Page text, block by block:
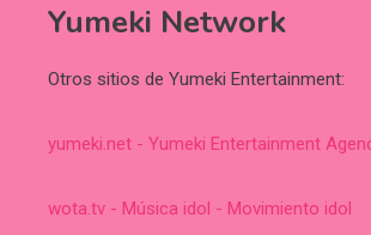
Yumeki Network
Otros sitios de Yumeki Entertainment:
yumeki.net - Yumeki Entertainment
wota.tv - Música idol - Movimiento idol